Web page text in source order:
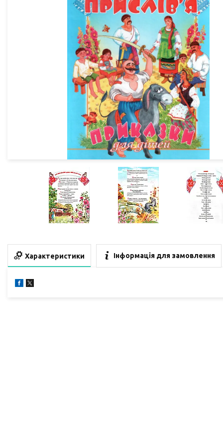
Характеристики Інформація для замовлення